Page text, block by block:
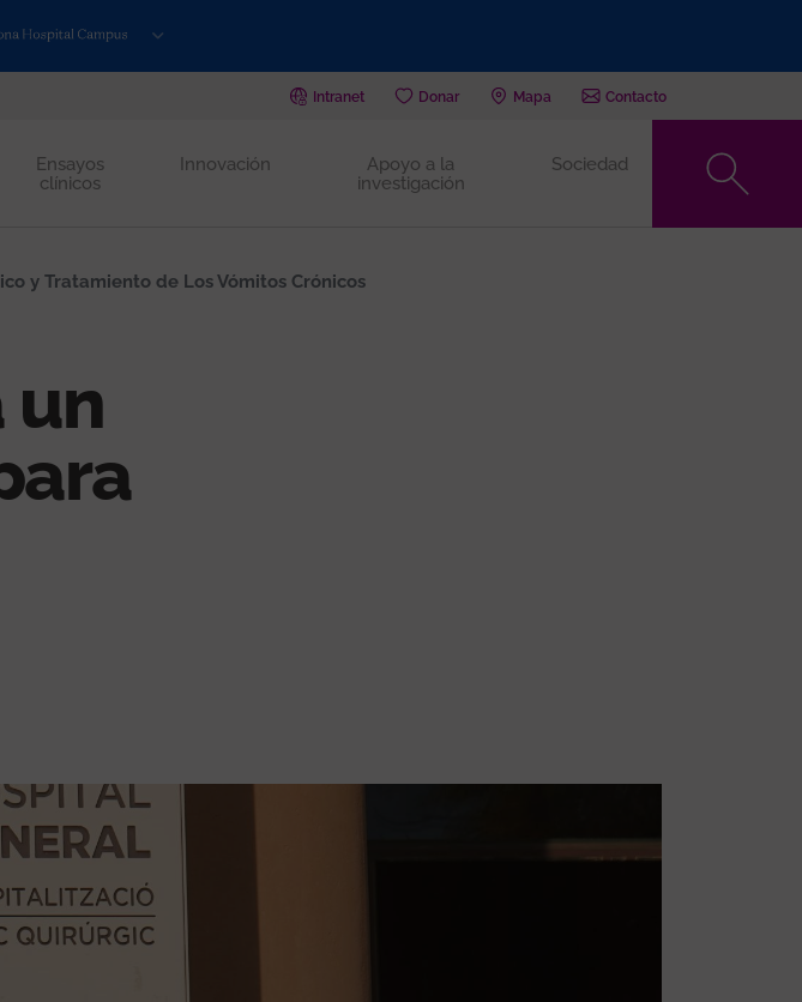
Intranet Donar Mapa Contacto
Ensayos
clínicos
Innovación
Apoyo a la
investigación
Sociedad
y Tratamiento de Los Vómitos Crónicos
un